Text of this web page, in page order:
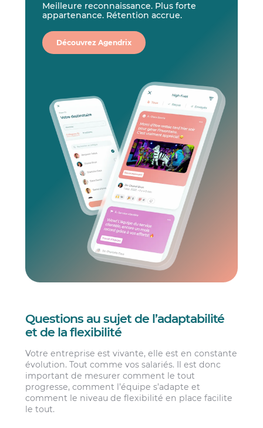
Meilleure reconnaissance. Plus forte
appartenance. Rétention accrue.
Découvrez Agendrix
Questions au sujet de l’adaptabilité
et de la flexibilité
Votre entreprise est vivante, elle est en constante
évolution. Tout comme vos salariés. Il est donc
important de mesurer comment le tout
progresse, comment l’équipe s’adapte et
comment le niveau de flexibilité en place facilite
le tout.